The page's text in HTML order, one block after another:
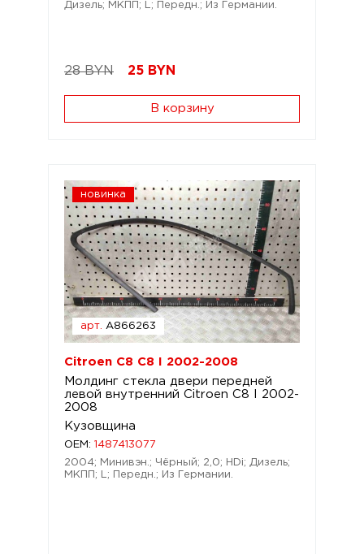
Дизель; МКПП; L; Передн.; Из Германии.
28 BYN 25 BYN
В корзину
новинка
арт. A866263
Citroen C8 C8 I 2002-2008
Молдинг стекла двери передней
левой внутренний Citroen C8 I 2002-
2008
Кузовщина
OEM: 1487413077
2004; Минивэн.; Чёрный; 2,0; HDi; Дизель;
МКПП; L; Передн.; Из Германии.